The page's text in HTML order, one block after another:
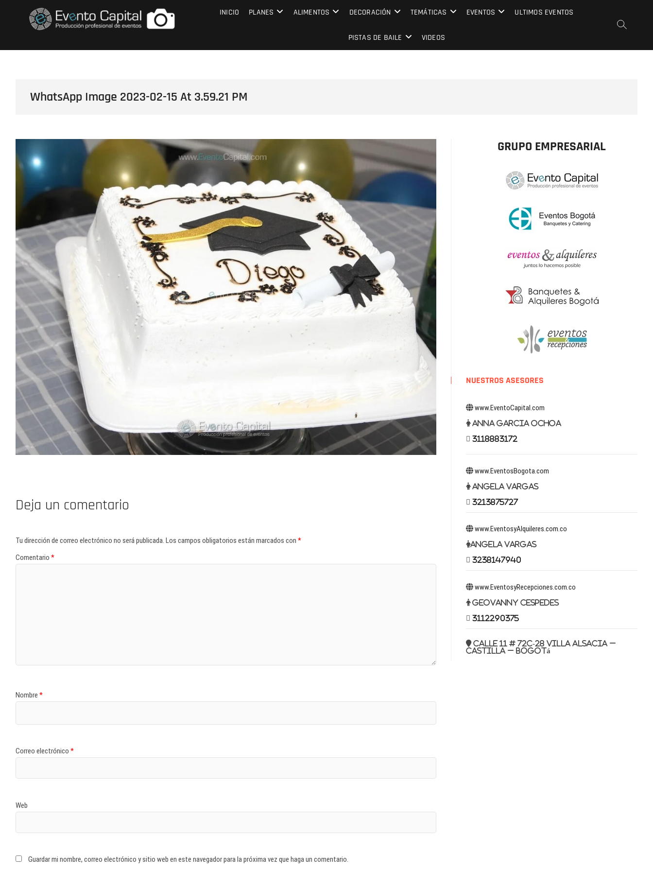
FOTOS GRUPO EMPRESARIAL EVENTO CAPITAL
INICIO PLANES ALIMENTOS DECORACIÓN TEMÁTICAS EVENTOS ULTIMOS EVENTOS
PISTAS DE BAILE VIDEOS
WhatsApp Image 2023-02-15 At 3.59.21 PM
Deja un comentario
Tu dirección de correo electrónico no será publicada. Los campos obligatorios están marcados con *
Comentario *
Nombre *
Correo electrónico *
Web
Guardar mi nombre, correo electrónico y sitio web en este navegador para la próxima vez que haga un comentario.
GRUPO EMPRESARIAL
NUESTROS ASESORES
www.EventoCapital.com
Anna Garcia Ochoa
3118883172
www.EventosBogota.com
Angela Vargas
3213875727
www.EventosyAlquileres.com.co
Angela Vargas
3238147940
www.EventosyRecepciones.com.co
Geovanny Cespedes
3112290375
Calle 11 # 72c-28 Villa Alsacia –
Castilla – Bogotá